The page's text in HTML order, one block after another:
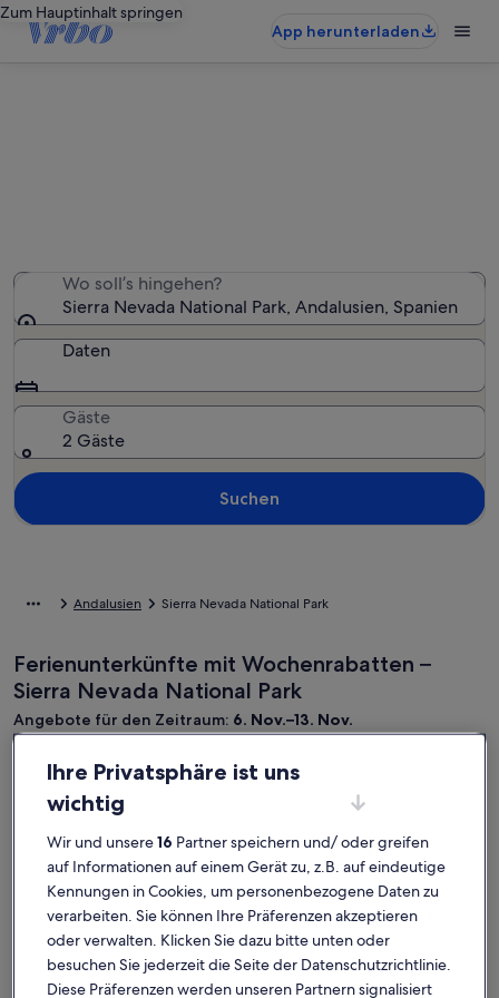
Zum Hauptinhalt springen
App herunterladen
Wo soll’s hingehen?
Sierra Nevada National Park, Andalusien, Spanien
Daten
Gäste
2 Gäste
Suchen
Andalusien Sierra Nevada National Park
Ferienunterkünfte mit Wochenrabatten –
Sierra Nevada National Park
Angebote für den Zeitraum: 6. Nov.–13. Nov.
Bildergalerie
Cortijo
Buena
Vista
Laroles
Außergewöhnlich(16 Bewertungen)
Landhaus Cortijo Buena Vista in Laroles -
Alpujarra de Granada
Nevada
9% Rabatt
beträgt
2.537 €.
2.537 €Der
alte
Preis
war
2.789 €,
2.789 €
für 1 Villa, 7 Nächte
362 € pro Nacht
inkl. Steuern & Gebühren
Landhaus Cortijo Buena Vista in Laroles - Alpujarra de
ideal
für
Familien
und
die
Ruhe
El Pinar
14% Rabatt
Der
Preis
660 €.
660 €
für 1
inkl. Steuern
Ihre Privatsphäre ist uns
wichtig
Wir und unsere16 Partner speichern und/ oder greifen
auf Informationen auf einem Gerät zu, z.B. auf eindeutige
Kennungen in Cookies, um personenbezogene Daten zu
verarbeiten. Sie können Ihre Präferenzen akzeptieren
oder verwalten. Klicken Sie dazu bitte unten oder
besuchen Sie jederzeit die Seite der Datenschutzrichtlinie.
Diese Präferenzen werden unseren Partnern signalisiert